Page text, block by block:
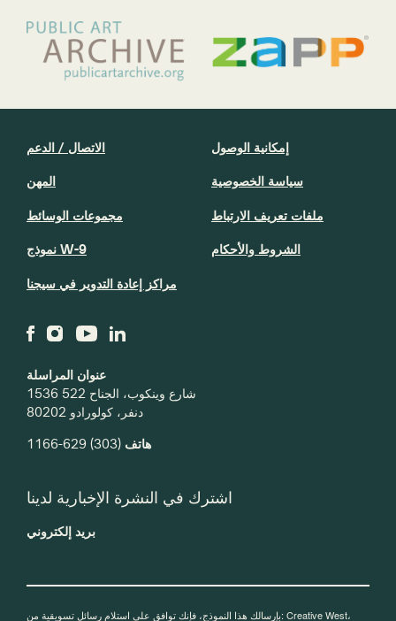
عنوان المراسلة
1536 شارع وينكوب، الجناح 522
دنفر، كولورادو 80202
هاتف (303) 629-1166
الاتصال / الدعم
المهن
مجموعات الوسائط
نموذج W-9
مراكز إعادة التدوير في سيجنا
إمكانية الوصول
سياسة الخصوصية
ملفات تعريف الارتباط
الشروط والأحكام
اشترك في النشرة الإخبارية لدينا
بريد إلكتروني
بإرسالك هذا النموذج، فإنك توافق على استلام رسائل تسويقية من: Creative West،